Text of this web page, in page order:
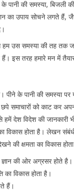
की समस्या, बिजली
का उपाय सोचने लगते हैं,
हम उस समस्या की तह
इस तरह हमारे मन में तैयार
के पानी की समस्या
समाचारों को काट कर
हमें देश विदेश की जानकारी
होता है। लेखन
की क्षमता का विकास
की ओर अग्रसर होते है।
का विकास होता है।
हैं।